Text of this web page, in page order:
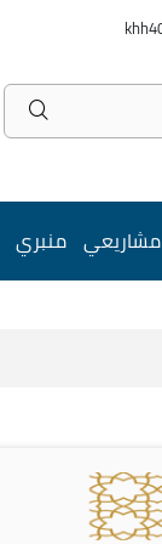
مشاريعي منبري